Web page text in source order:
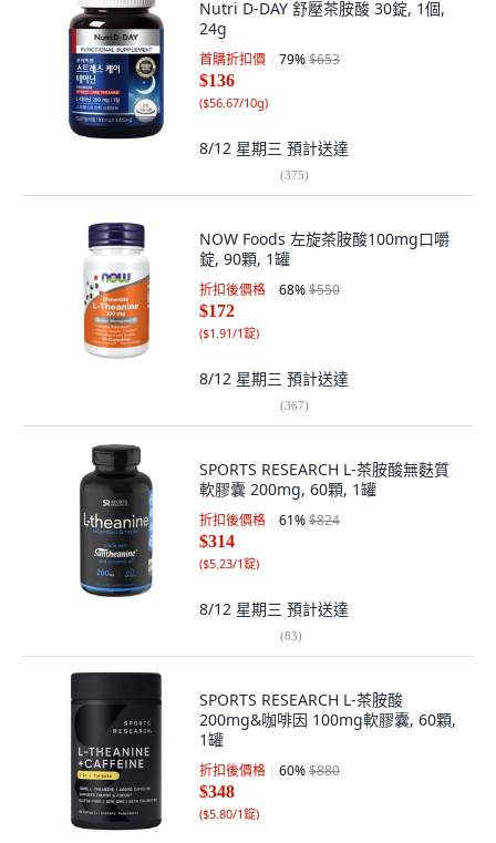
Nutri D-DAY 舒壓茶胺酸 30錠, 1個,
24g
首購折扣價 79%$653
$136
($56.67/10g)
8/12 星期三 預計送達
(375)
NOW Foods 左旋茶胺酸100mg口嚼
錠, 90顆, 1罐
折扣後價格 68%$550
$172
($1.91/1錠)
8/12 星期三 預計送達
(367)
SPORTS RESEARCH L-茶胺酸無麩質
軟膠囊 200mg, 60顆, 1罐
折扣後價格 61%$824
$314
($5.23/1錠)
8/12 星期三 預計送達
(83)
SPORTS RESEARCH L-茶胺酸
200mg&咖啡因 100mg軟膠囊, 60顆,
1罐
折扣後價格 60%$880
$348
($5.80/1錠)